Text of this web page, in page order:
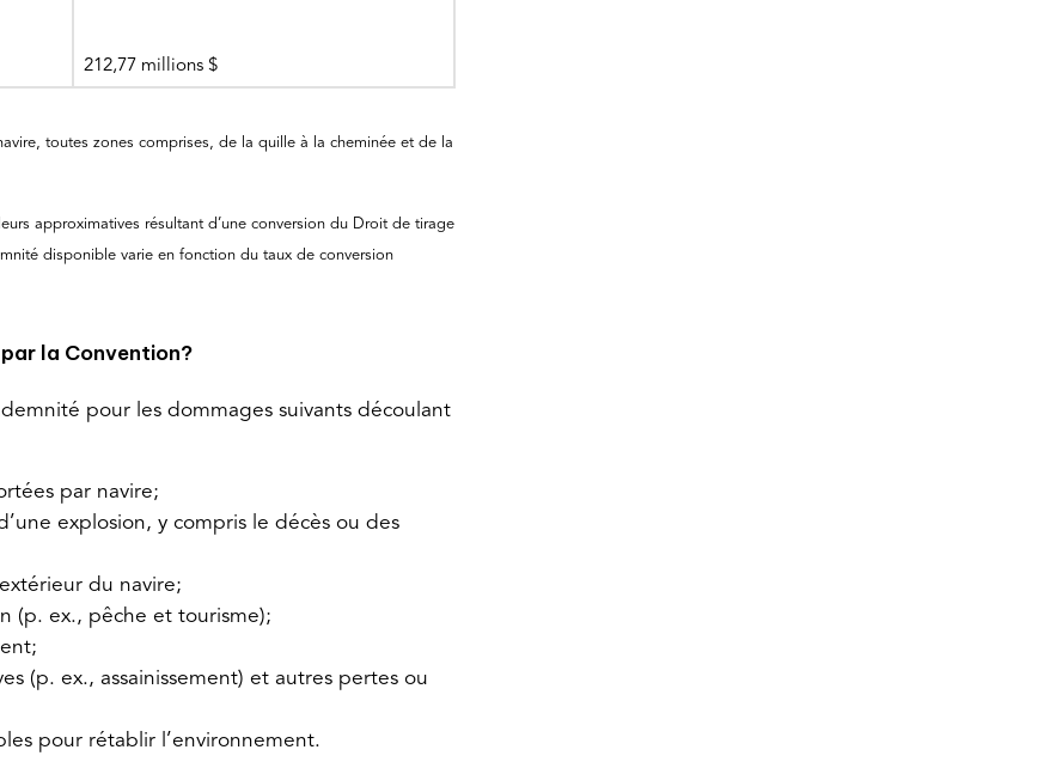
212,77 millions $
toutes zones comprises, de la quille à la cheminée et de la
approximatives résultant d’une conversion du Droit de tirage
disponible varie en fonction du taux de conversion
la Convention?
pour les dommages suivants découlant
par navire;
explosion, y compris le décès ou des
du navire;
(p. ex., pêche et tourisme);
(p. ex., assainissement) et autres pertes ou
pour rétablir l’environnement.